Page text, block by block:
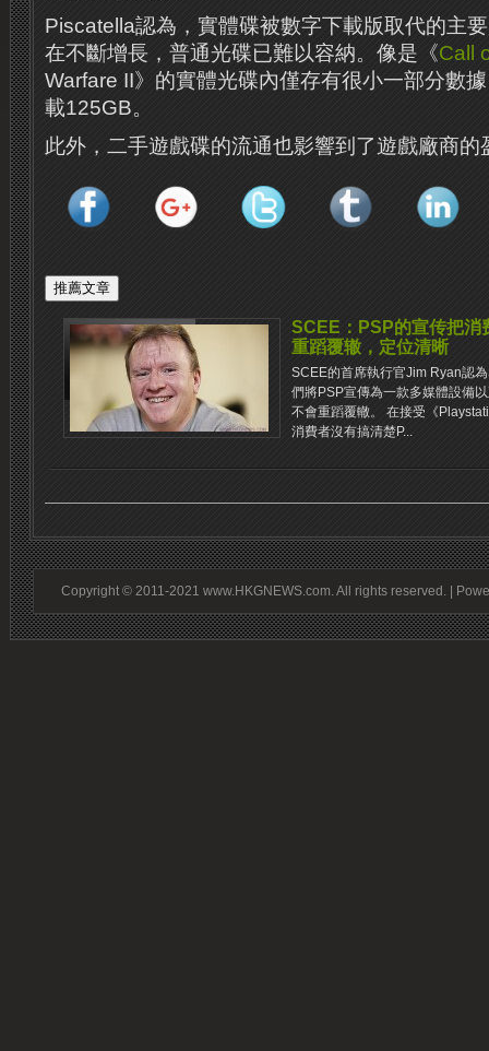
Piscatella認為，實體碟被數字下載版取代的主
在不斷增長，普通光碟已難以容納。像是《Call
Warfare II》的實體光碟內僅存有很小一部分數
載125GB。
此外，二手遊戲碟的流通也影響到了遊戲廠商的
SCEE：PSP的宣传把消
重蹈覆辙，定位清晰
SCEE的首席執行官Jim Ryan認
們將PSP宣傳為一款多媒體設備
不會重蹈覆轍。 在接受《
消費者沒有搞清楚P...
Copyright © 2011-2021 www.HKGNEWS.com. All rights reserved. |